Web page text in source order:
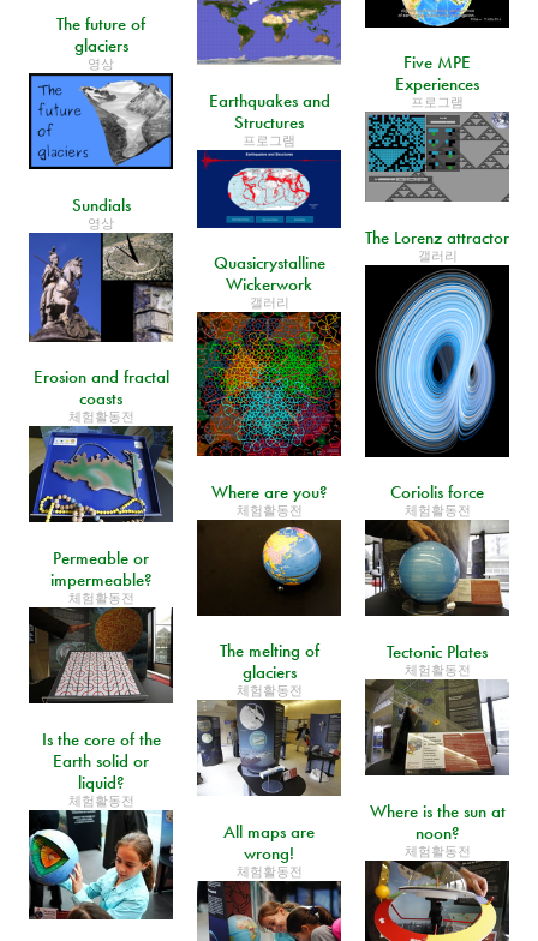
The future of
glaciers
영상
Five MPE
Experiences
프로그램
Earthquakes and
Structures
프로그램
Sundials
영상
The Lorenz attractor
갤러리
Quasicrystalline
Wickerwork
갤러리
Erosion and fractal
coasts
체험활동전
Where are you?
체험활동전
Coriolis force
체험활동전
Permeable or
impermeable?
체험활동전
The melting of
glaciers
체험활동전
Tectonic Plates
체험활동전
Is the core of the
Earth solid or
liquid?
체험활동전
Where is the sun at
noon?
체험활동전
All maps are
wrong!
체험활동전